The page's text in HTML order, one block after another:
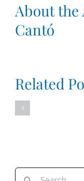
About the
Cantó
Related
Search